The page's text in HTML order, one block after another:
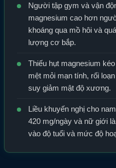
Người tập gym và vận
magnesium cao hơn
khoáng qua mồ hôi và
lượng cơ bắp.
Thiếu hụt magnesium
mệt mỏi mạn tính, rối
suy giảm mật độ xương.
Liều khuyến nghị cho
420 mg/ngày và nữ giới
vào độ tuổi và mức độ